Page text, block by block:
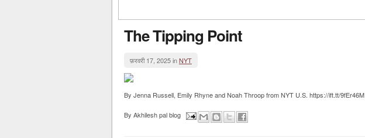
The Tipping Point
फ़रवरी 17, 2025 inNYT
By Jenna Russell, Emily Rhyne and Noah Throop from NYT U.S. https://ift.tt/9fEr46M
By Akhilesh pal blog